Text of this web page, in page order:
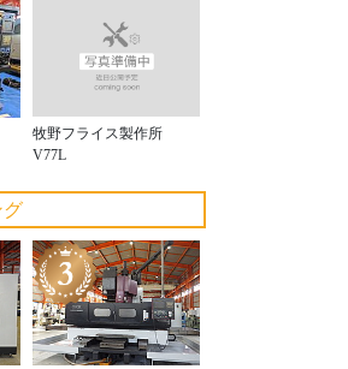
牧野フライス製作所
V77L
グ